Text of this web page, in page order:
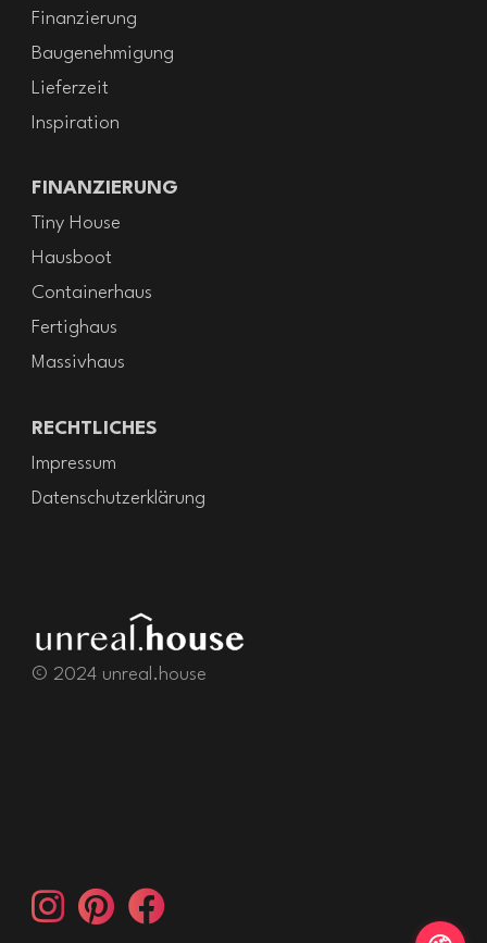
Finanzierung
Baugenehmigung
Lieferzeit
Inspiration
FINANZIERUNG
Tiny House
Hausboot
Containerhaus
Fertighaus
Massivhaus
RECHTLICHES
Impressum
Datenschutzerklärung
© 2024 unreal.house